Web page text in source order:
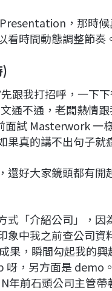
，那時
看時間動態調整節奏
跟我打招呼，一下
通不通，老闆熱情
面試 Masterwork 一
真的講不出句子就
還好大家鏡頭都有
式「介紹公司」，
象中我之前查公司
果，瞬間勾起我的
，另方面是 demo
年前石頭公司主管